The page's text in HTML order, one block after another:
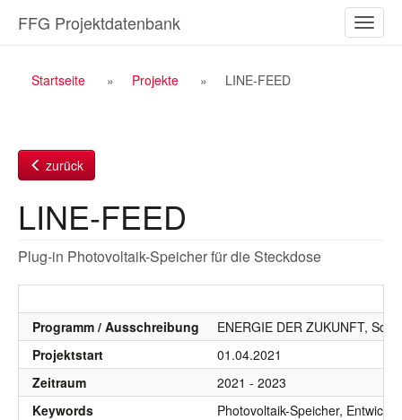
Inhalt
ein-/
FFG Projektdatenbank
Breadcrumb
Startseite Projekte LINE-FEED
zurück
LINE-FEED
Plug-in Photovoltaik-Speicher für die Steckdose
Programm / Ausschreibung
ENERGIE DER ZUKUNFT,
Projektstart
01.04.2021
Zeitraum
2021 - 2023
Keywords
Photovoltaik-Speicher,